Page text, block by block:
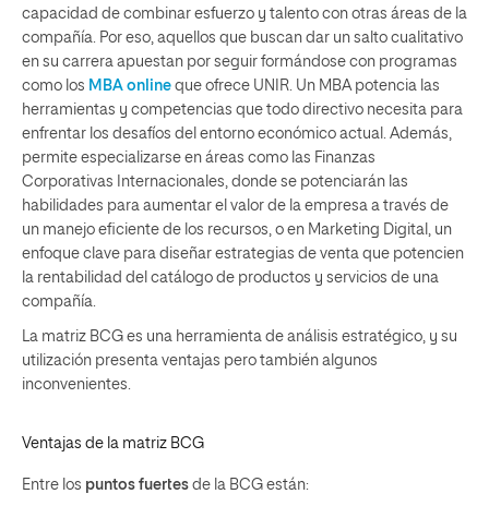
capacidad de combinar esfuerzo y talento con otras áreas de la
compañía. Por eso, aquellos que buscan dar un salto cualitativo
en su carrera apuestan por seguir formándose con programas
como los MBA online que ofrece UNIR. Un MBA potencia las
herramientas y competencias que todo directivo necesita para
enfrentar los desafíos del entorno económico actual. Además,
permite especializarse en áreas como las Finanzas
Corporativas Internacionales, donde se potenciarán las
habilidades para aumentar el valor de la empresa a través de
un manejo eficiente de los recursos, o en Marketing Digital, un
enfoque clave para diseñar estrategias de venta que potencien
la rentabilidad del catálogo de productos y servicios de una
compañía.
La matriz BCG es una herramienta de análisis estratégico, y su
utilización presenta ventajas pero también algunos
inconvenientes.
Ventajas de la matriz BCG
Entre los puntos fuertes de la BCG están: